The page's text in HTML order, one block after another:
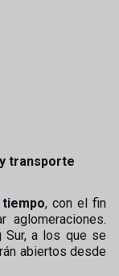
transporte
, con el fin
Sur, a los que se
abiertos desde